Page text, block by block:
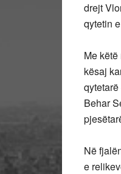
drejt
qytetin
Me
kësaj
Behar
Në
e